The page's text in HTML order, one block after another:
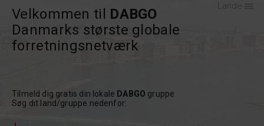
Velkommen til DABGO
Danmarks største globale
forretningsnetværk
Lande
Tilmeld dig gratis din lokale DABGO gruppe
Søg dit land/gruppe nedenfor: